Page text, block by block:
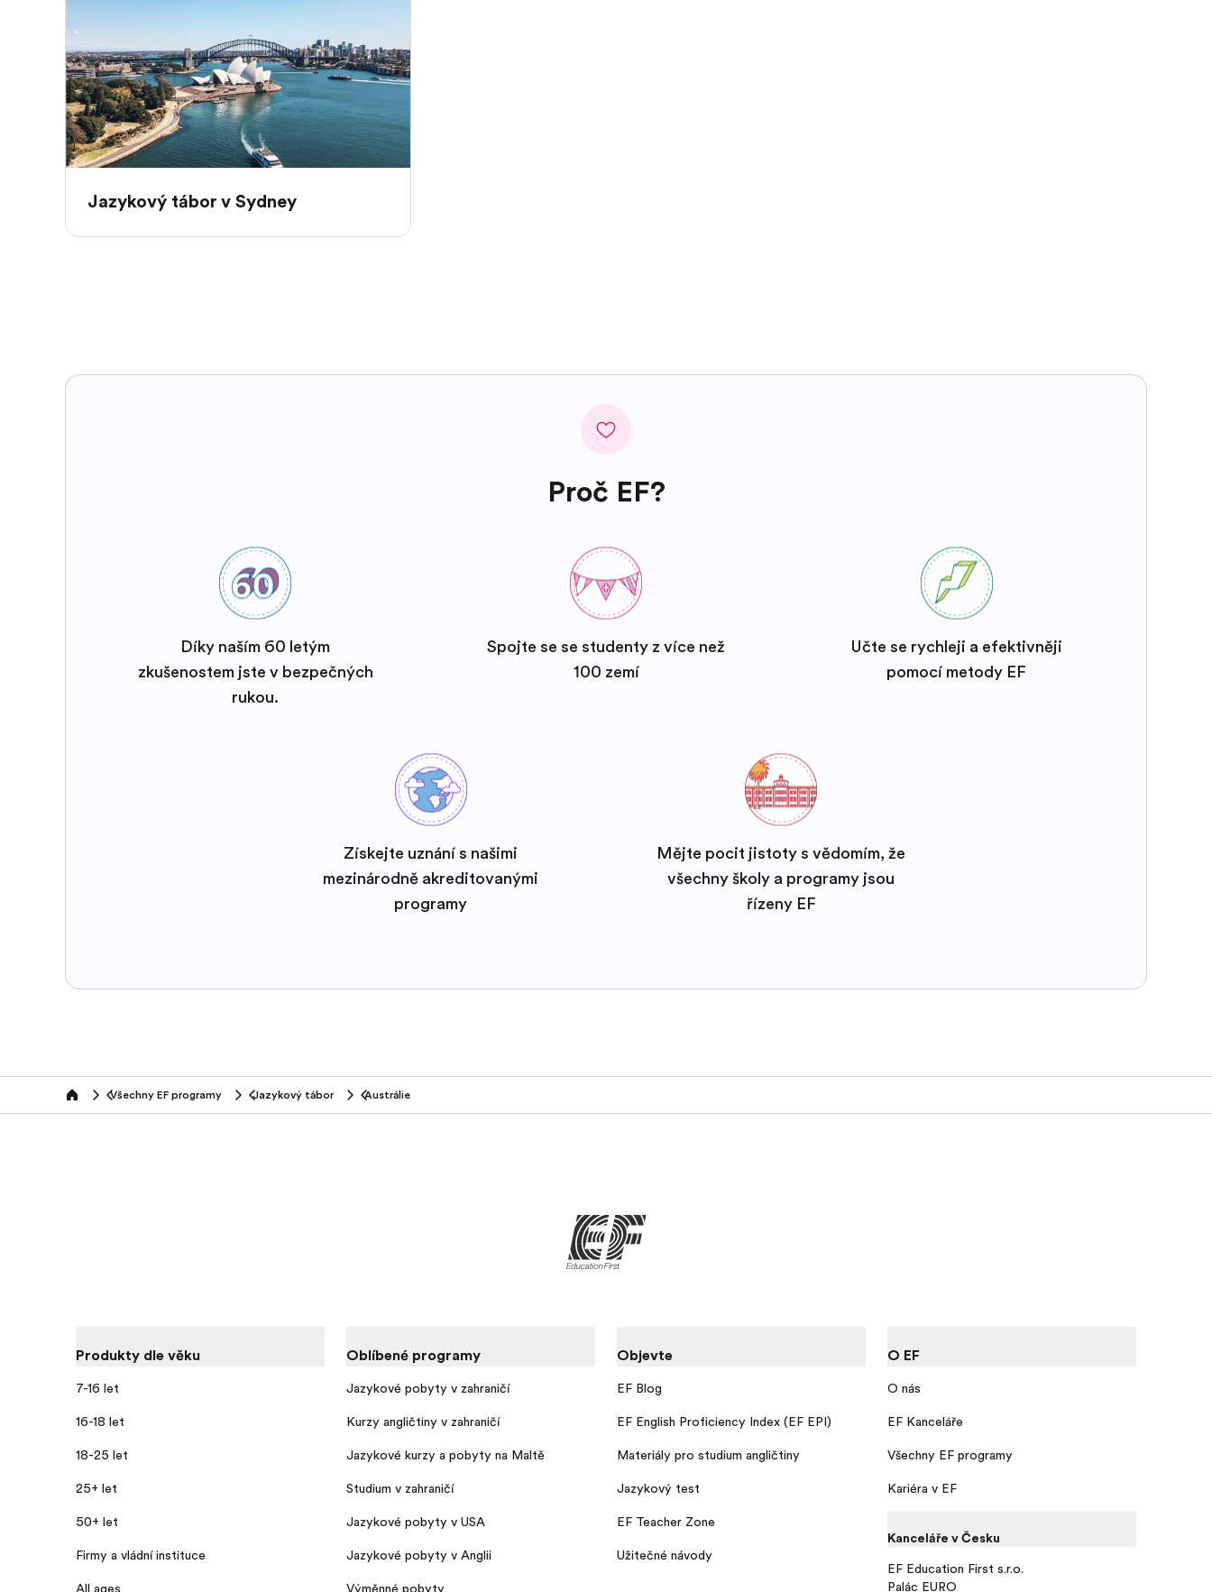
Jazykový tábor v Sydney
Proč EF?
Díky naším 60 letým
zkušenostem jste v bezpečných
rukou.
Spojte se se studenty z více než
100 zemí
Učte se rychleji a efektivněji
pomocí metody EF
Získejte uznání s našimi
mezinárodně akreditovanými
programy
Mějte pocit jistoty s vědomím, že
všechny školy a programy jsou
řízeny EF
home Všechny EF programy Jazykový tábor Austrálie
Produkty dle věku
7-16 let
16-18 let
18-25 let
25+ let
50+ let
Firmy a vládní instituce
All ages
Oblíbené programy
Jazykové pobyty v zahraničí
Kurzy angličtiny v zahraničí
Jazykové kurzy a pobyty na Maltě
Studium v zahraničí
Jazykové pobyty v USA
Jazykové pobyty v Anglii
Výměnné pobyty
Objevte
EF Blog
EF English Proficiency Index (EF EPI)
Materiály pro studium angličtiny
Jazykový test
EF Teacher Zone
Užitečné návody
O EF
O nás
EF Kanceláře
Všechny EF programy
Kariéra v EF
Kanceláře v Česku
EF Education First s.r.o.
Palác EURO